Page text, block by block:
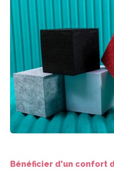
Bénéficier d'un confort